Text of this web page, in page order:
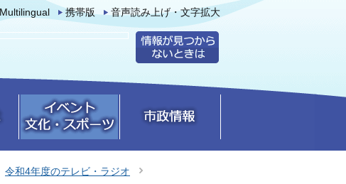
Multilingual 携帯版 音声読み上げ・文字拡大
令和4年度のテレビ・ラジオ